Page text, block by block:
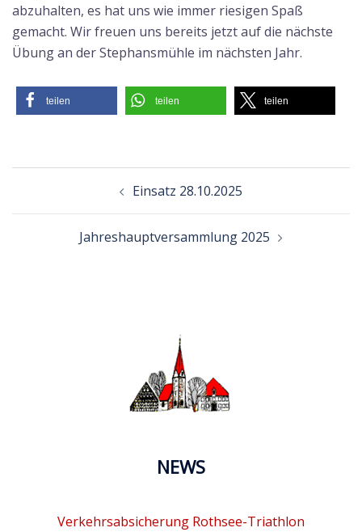
abzuhalten, es hat uns wie immer riesigen Spaß
gemacht. Wir freuen uns bereits jetzt auf die nächste
Übung an der Stephansmühle im nächsten Jahr.
teilen teilen teilen
BeitragsnavigationEinsatz 28.10.2025
Jahreshauptversammlung 2025
NEWS
Verkehrsabsicherung Rothsee-Triathlon